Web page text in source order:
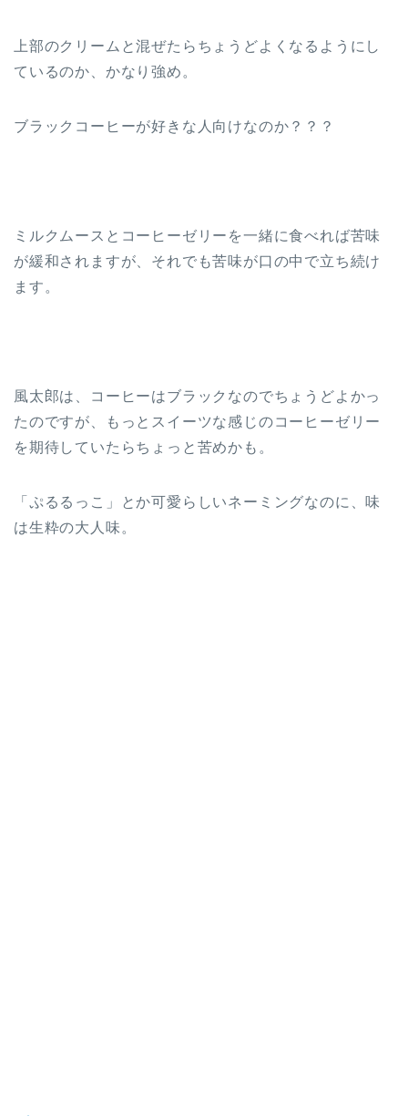
上部のクリームと混ぜたらちょうどよくなるようにし
ているのか、かなり強め。
ブラックコーヒーが好きな人向けなのか？？？
ミルクムースとコーヒーゼリーを一緒に食べれば苦味
が緩和されますが、それでも苦味が口の中で立ち続け
ます。
風太郎は、コーヒーはブラックなのでちょうどよかっ
たのですが、もっとスイーツな感じのコーヒーゼリー
を期待していたらちょっと苦めかも。
「ぷるるっこ」とか可愛らしいネーミングなのに、味
は生粋の大人味。